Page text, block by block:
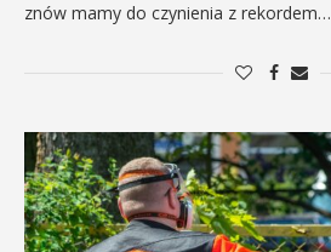
znów mamy do czynienia z rekordem…